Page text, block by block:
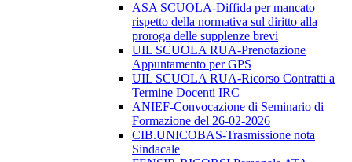
ASA SCUOLA-Diffida per mancato
rispetto della normativa sul diritto alla
proroga delle supplenze brevi
UIL SCUOLA RUA-Prenotazione
Appuntamento per GPS
UIL SCUOLA RUA-Ricorso Contratti a
Termine Docenti IRC
ANIEF-Convocazione di Seminario di
Formazione del 26-02-2026
CIB.UNICOBAS-Trasmissione nota
Sindacale